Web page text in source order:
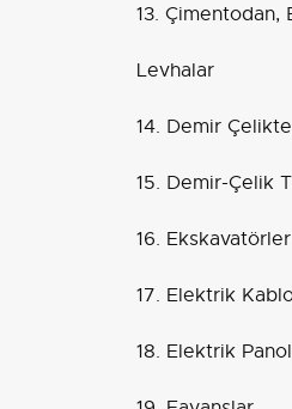
13. Çimentodan,
Levhalar
14. Demir
15. Demir-Çelik
16. Ekskavatörler
17. Elektrik
18. Elektrik